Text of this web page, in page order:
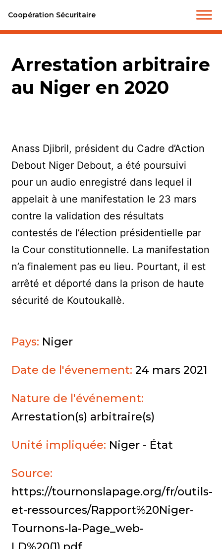
Coopération Sécuritaire
Arrestation arbitraire
au Niger en 2020
Anass Djibril, président du Cadre d’Action
Debout Niger Debout, a été poursuivi
pour un audio enregistré dans lequel il
appelait à une manifestation le 23 mars
contre la validation des résultats
contestés de l’élection présidentielle par
la Cour constitutionnelle. La manifestation
n’a finalement pas eu lieu. Pourtant, il est
arrêté et déporté dans la prison de haute
sécurité de Koutoukallè.
Pays: Niger
Date de l'évenement:24 mars 2021
Nature de l'événement:
Arrestation(s) arbitraire(s)
Unité impliquée: Niger - État
Source:
https://tournonslapage.org/fr/outils-
et-ressources/Rapport%20Niger-
Tournons-la-Page_web-